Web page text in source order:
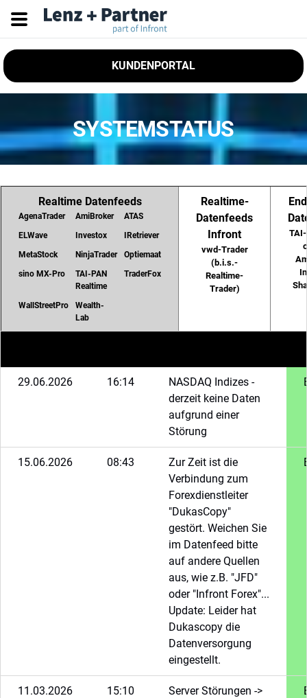
KUNDENPORTAL
SYSTEMSTATUS
Realtime Datenfeeds
AgenaTrader AmiBroker
ATAS
ELWave
Investox
IRetriever
MetaStock
NinjaTrader
Optiemaat
sino MX-Pro
TAI-PAN
Realtime
TraderFox
WallStreetPro
Wealth-
Lab
Realtime-
Datenfeeds
Infront
vwd-Trader
(b.i.s.-
Realtime-
Trader)
29.06.2026 16:14
NASDAQ Indizes -
derzeit keine Daten
aufgrund einer
Störung
15.06.2026 08:43
Zur Zeit ist die
Verbindung zum
Forexdienstleiter
"DukasCopy"
gestört. Weichen Sie
im Datenfeed bitte
auf andere Quellen
aus, wie z.B. "JFD"
oder "Infront Forex"...
Update: Leider hat
Dukascopy die
Datenversorgung
eingestellt.
11.03.2026 15:10
Server Störungen ->